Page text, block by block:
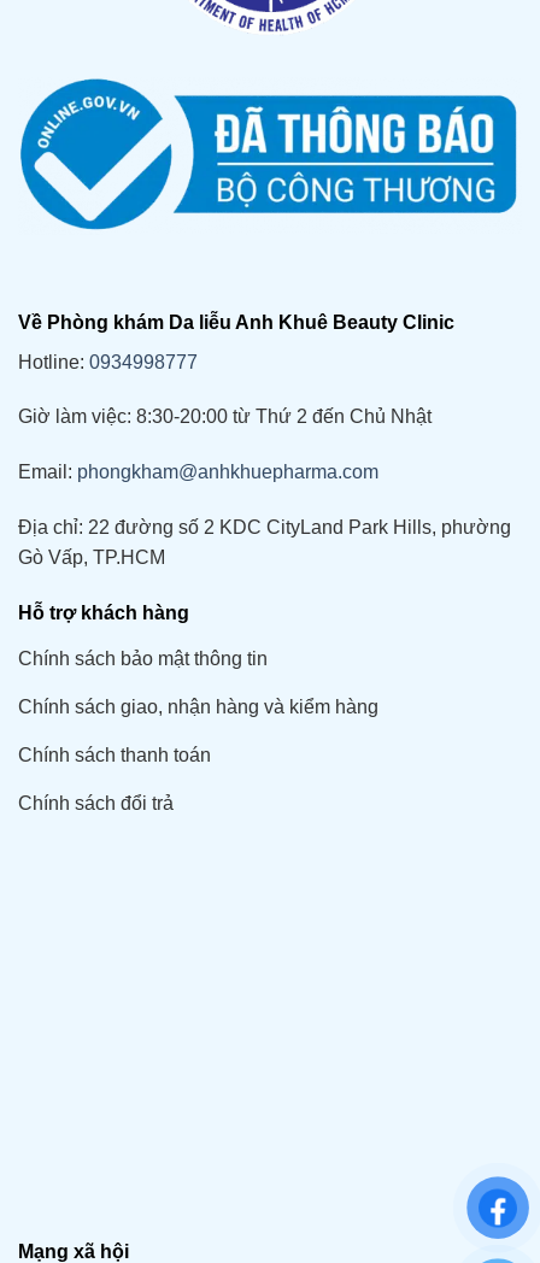
Về Phòng khám Da liễu Anh Khuê Beauty Clinic
Hotline: 0934998777
Giờ làm việc: 8:30-20:00 từ Thứ 2 đến Chủ Nhật
Email: phongkham@anhkhuepharma.com
Địa chỉ: 22 đường số 2 KDC CityLand Park Hills, phường
Gò Vấp, TP.HCM
Hỗ trợ khách hàng
Chính sách bảo mật thông tin
Chính sách giao, nhận hàng và kiểm hàng
Chính sách thanh toán
Chính sách đổi trả
Mạng xã hội